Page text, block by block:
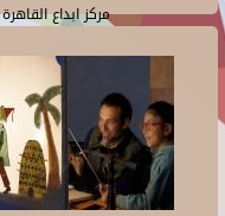
مركز ابداع القاهرة